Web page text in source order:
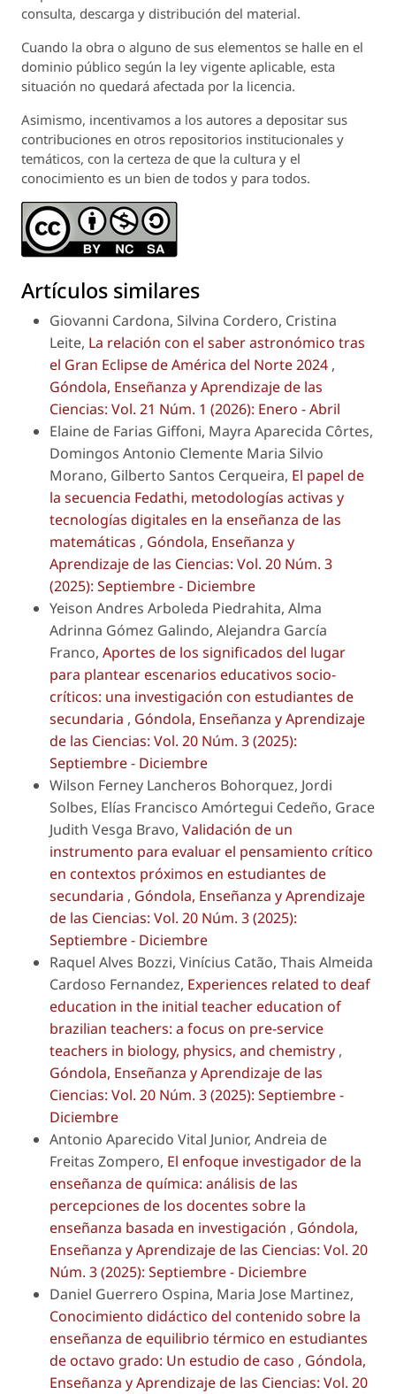
consulta, descarga y distribución del material.
Cuando la obra o alguno de sus elementos se halle en el
dominio público según la ley vigente aplicable, esta
situación no quedará afectada por la licencia.
Asimismo, incentivamos a los autores a depositar sus
contribuciones en otros repositorios institucionales y
temáticos, con la certeza de que la cultura y el
conocimiento es un bien de todos y para todos.
Artículos similares
Giovanni Cardona, Silvina Cordero, Cristina
Leite, La relación con el saber astronómico tras
el Gran Eclipse de América del Norte 2024 ,
Góndola, Enseñanza y Aprendizaje de las
Ciencias: Vol. 21 Núm. 1 (2026): Enero - Abril
Elaine de Farias Giffoni, Mayra Aparecida Côrtes,
Domingos Antonio Clemente Maria Silvio
Morano, Gilberto Santos Cerqueira, El papel de
la secuencia Fedathi, metodologías activas y
tecnologías digitales en la enseñanza de las
matemáticas , Góndola, Enseñanza y
Aprendizaje de las Ciencias: Vol. 20 Núm. 3
(2025): Septiembre - Diciembre
Yeison Andres Arboleda Piedrahita, Alma
Adrinna Gómez Galindo, Alejandra García
Franco, Aportes de los significados del lugar
para plantear escenarios educativos socio-
críticos: una investigación con estudiantes de
secundaria , Góndola, Enseñanza y Aprendizaje
de las Ciencias: Vol. 20 Núm. 3 (2025):
Septiembre - Diciembre
Wilson Ferney Lancheros Bohorquez, Jordi
Solbes, Elías Francisco Amórtegui Cedeño, Grace
Judith Vesga Bravo, Validación de un
instrumento para evaluar el pensamiento crítico
en contextos próximos en estudiantes de
secundaria , Góndola, Enseñanza y Aprendizaje
de las Ciencias: Vol. 20 Núm. 3 (2025):
Septiembre - Diciembre
Raquel Alves Bozzi, Vinícius Catão, Thais Almeida
Cardoso Fernandez, Experiences related to deaf
education in the initial teacher education of
brazilian teachers: a focus on pre-service
teachers in biology, physics, and chemistry ,
Góndola, Enseñanza y Aprendizaje de las
Ciencias: Vol. 20 Núm. 3 (2025): Septiembre -
Diciembre
Antonio Aparecido Vital Junior, Andreia de
Freitas Zompero, El enfoque investigador de la
enseñanza de química: análisis de las
percepciones de los docentes sobre la
enseñanza basada en investigación , Góndola,
Enseñanza y Aprendizaje de las Ciencias: Vol. 20
Núm. 3 (2025): Septiembre - Diciembre
Daniel Guerrero Ospina, Maria Jose Martinez,
Conocimiento didáctico del contenido sobre la
enseñanza de equilibrio térmico en estudiantes
de octavo grado: Un estudio de caso , Góndola,
Enseñanza y Aprendizaje de las Ciencias: Vol. 20